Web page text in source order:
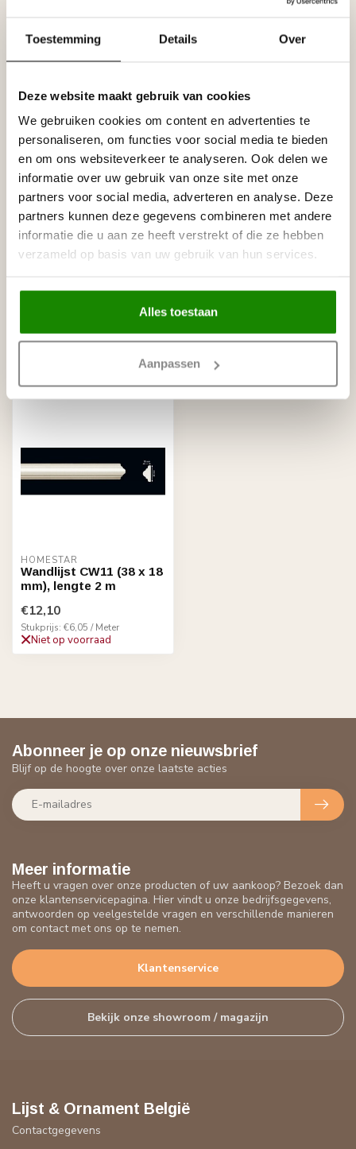
Toestemming Details Over
Deze website maakt gebruik van cookies
We gebruiken cookies om content en advertenties te
personaliseren, om functies voor social media te bieden
en om ons websiteverkeer te analyseren. Ook delen we
informatie over uw gebruik van onze site met onze
partners voor social media, adverteren en analyse. Deze
partners kunnen deze gegevens combineren met andere
informatie die u aan ze heeft verstrekt of die ze hebben
verzameld op basis van uw gebruik van hun services.
Alles toestaan
Aanpassen
Leverancier
Reviews
Gerelateerde producten
LIJST & ORNAMENT
Lijst & Ornament Plint MD002 (40
x 18 mm), lengte 2 m
Niet op voorraad
€9,80
HOMESTAR
Recent bekeken
HOMESTAR
Wandlijst CW11 (38 x 18
mm), lengte 2 m
€12,10
Stukprijs: €6,05 / Meter
Niet op voorraad
Meer informatie
Heeft u vragen over onze producten of uw aankoop? Bezoek dan
onze klantenservicepagina. Hier vindt u onze bedrijfsgegevens,
antwoorden op veelgestelde vragen en verschillende manieren
om contact met ons op te nemen.
Klantenservice
Bekijk onze showroom / magazijn
Abonneer je op onze nieuwsbrief
Blijf op de hoogte over onze laatste acties
Lijst & Ornament België
Contactgegevens